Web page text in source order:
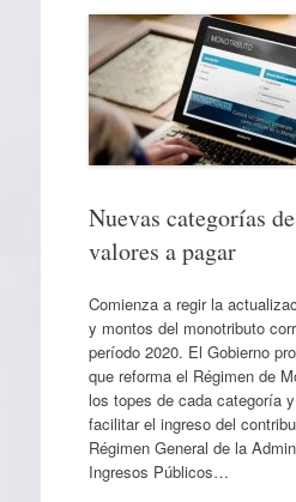
Nuevas categorías
valores a pagar
Comienza a regir la
y montos del monotributo
período 2020. El Gobierno
que reforma el Régimen de
los topes de cada categoría
facilitar el ingreso del
Régimen General de la
Ingresos Públicos…